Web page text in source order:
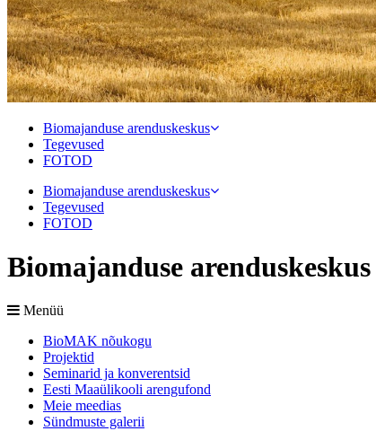
Biomajanduse arenduskeskus
Tegevused
FOTOD
Biomajanduse arenduskeskus
Tegevused
FOTOD
Biomajanduse arenduskeskus
Menüü
BioMAK nõukogu
Projektid
Seminarid ja konverentsid
Eesti Maaülikooli arengufond
Meie meedias
Sündmuste galerii